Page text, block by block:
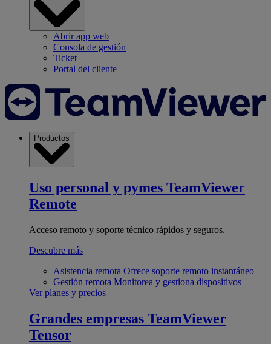
Abrir app web
Consola de gestión
Ticket
Portal del cliente
Productos
Uso personal y pymes TeamViewer
Remote
Acceso remoto y soporte técnico rápidos y seguros.
Descubre más
Asistencia remota Ofrece soporte remoto instantáneo
Gestión remota Monitorea y gestiona dispositivos
Ver planes y precios
Grandes empresas TeamViewer
Tensor